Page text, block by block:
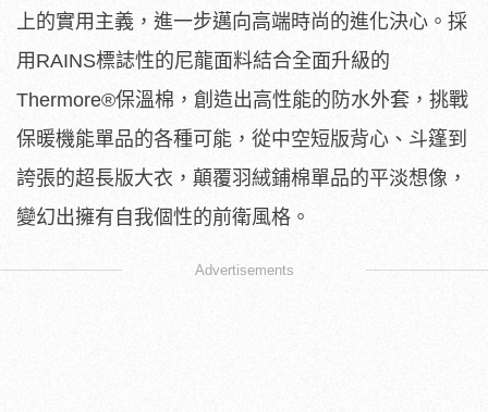
上的實用主義，進一步邁向高端時尚的進化決心。採
用RAINS標誌性的尼龍面料結合全面升級的
Thermore®保溫棉，創造出高性能的防水外套，挑戰
保暖機能單品的各種可能，從中空短版背心、斗篷到
誇張的超長版大衣，顛覆羽絨鋪棉單品的平淡想像，
變幻出擁有自我個性的前衛風格。
Advertisements